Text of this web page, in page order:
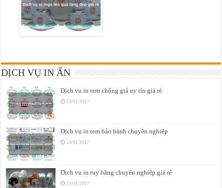
DỊCH VỤ IN ẤN
Dịch vụ in tem chống giả uy tín giá rẻ
13/01/2017
Dịch vụ in tem bảo hành chuyên nghiệp
13/01/2017
Dịch vụ in ruy băng chuyên nghiệp giá rẻ
13/01/2017